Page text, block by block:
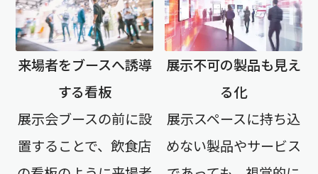
来場者をブースへ誘導
する看板
展示会ブースの前に設
置することで、飲食店
展示不可の製品も見え
る化
展示スペースに持ち込
めない製品やサービス